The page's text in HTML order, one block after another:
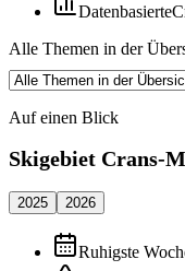
Datenbasierte
Alle Themen in der
Auf einen Blick
Skigebiet Crans-
2025 2026
Ruhigste